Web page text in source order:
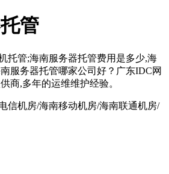
管
托管;海南服务器托管费用是多少,海
服务器托管哪家公司好？广东IDC网
商,多年的运维维护经验。
信机房/海南移动机房/海南联通机房/